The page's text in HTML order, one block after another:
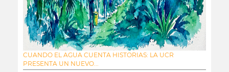
CUANDO EL AGUA CUENTA HISTORIAS: LA UCR
PRESENTA UN NUEVO...